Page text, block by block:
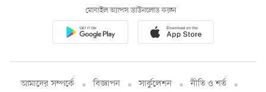
মোবাইল অ্যাপস ডাউনলোড করুন
আমাদের সম্পর্কে বিজ্ঞাপন সার্কুলেশন
নীতি ও শর্ত